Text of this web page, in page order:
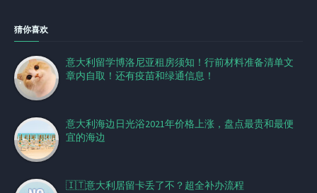
猜你喜欢
意大利留学博洛尼亚租房须知！行前材料准备清单文
章内自取！还有疫苗和绿通信息！
意大利海边日光浴2021年价格上涨，盘点最贵和最便
宜的海边
🇮🇹意大利居留卡丢了不？超全补办流程